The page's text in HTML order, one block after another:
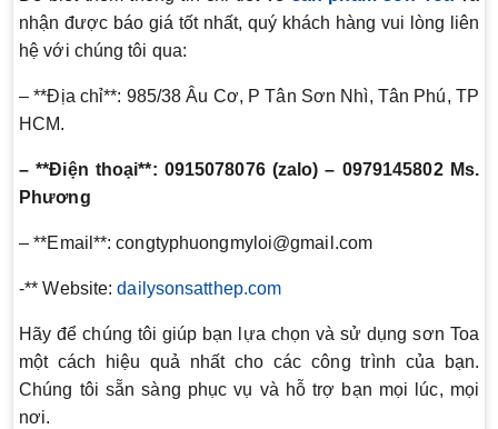
nhận được báo giá tốt nhất, quý khách hàng vui lòng liên
hệ với chúng tôi qua:
– **Địa chỉ**: 985/38 Âu Cơ, P Tân Sơn Nhì, Tân Phú, TP
HCM.
– **Điện thoại**: 0915078076 (zalo) – 0979145802 Ms.
Phương
– **Email**: congtyphuongmyloi@gmail.com
-** Website:dailysonsatthep.com
Hãy để chúng tôi giúp bạn lựa chọn và sử dụng sơn Toa
một cách hiệu quả nhất cho các công trình của bạn.
Chúng tôi sẵn sàng phục vụ và hỗ trợ bạn mọi lúc, mọi
nơi.